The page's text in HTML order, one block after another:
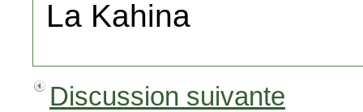
La Kahina
Discussion suivante